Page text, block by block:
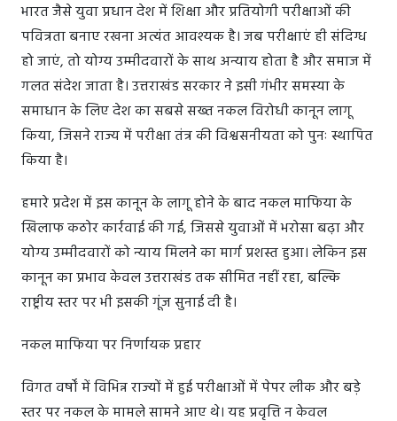
भारत जैसे युवा प्रधान देश में शिक्षा और प्रतियोगी परीक्षाओं की
पवित्रता बनाए रखना अत्यंत आवश्यक है। जब परीक्षाएं ही संदिग्ध
हो जाएं, तो योग्य उम्मीदवारों के साथ अन्याय होता है और समाज में
गलत संदेश जाता है। उत्तराखंड सरकार ने इसी गंभीर समस्या के
समाधान के लिए देश का सबसे सख्त नकल विरोधी कानून लागू
किया, जिसने राज्य में परीक्षा तंत्र की विश्वसनीयता को पुनः स्थापित
किया है।
हमारे प्रदेश में इस कानून के लागू होने के बाद नकल माफिया के
खिलाफ कठोर कार्रवाई की गई, जिससे युवाओं में भरोसा बढ़ा और
योग्य उम्मीदवारों को न्याय मिलने का मार्ग प्रशस्त हुआ। लेकिन इस
कानून का प्रभाव केवल उत्तराखंड तक सीमित नहीं रहा, बल्कि
राष्ट्रीय स्तर पर भी इसकी गूंज सुनाई दी है।
नकल माफिया पर निर्णायक प्रहार
विगत वर्षों में विभिन्न राज्यों में हुई परीक्षाओं में पेपर लीक और बड़े
स्तर पर नकल के मामले सामने आए थे। यह प्रवृत्ति न केवल